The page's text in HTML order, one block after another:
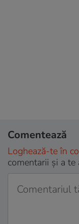
Comentează
Loghează-te în
comentarii și a